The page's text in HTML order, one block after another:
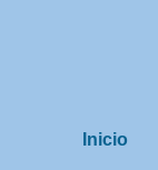
Inicio